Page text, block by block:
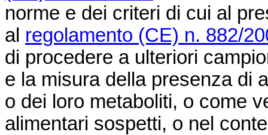
norme e dei criteri di cui al
al regolamento (CE) n. 882/
di procedere a ulteriori
e la misura della presenza di
o dei loro metaboliti, o come
alimentari sospetti, o nel